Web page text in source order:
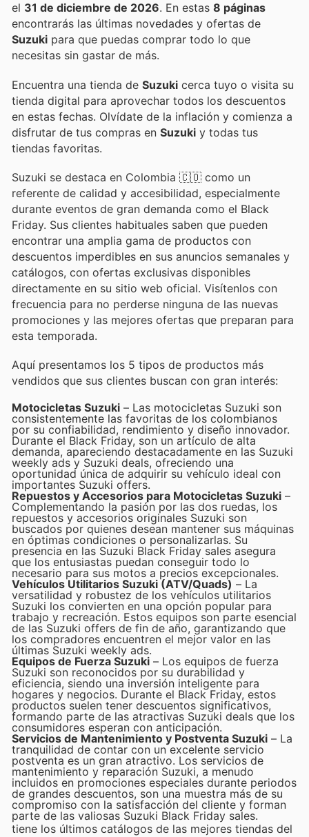
el 31 de diciembre de 2026 . En estas 8 páginas
encontrarás las últimas novedades y ofertas de
Suzuki para que puedas comprar todo lo que
necesitas sin gastar de más.
Encuentra una tienda de Suzuki cerca tuyo o visita su
tienda digital para aprovechar todos los descuentos
en estas fechas. Olvídate de la inflación y comienza a
disfrutar de tus compras en Suzuki y todas tus
tiendas favoritas.
Suzuki se destaca en Colombia 🇨🇴 como un
referente de calidad y accesibilidad, especialmente
durante eventos de gran demanda como el Black
Friday. Sus clientes habituales saben que pueden
encontrar una amplia gama de productos con
descuentos imperdibles en sus anuncios semanales y
catálogos, con ofertas exclusivas disponibles
directamente en su sitio web oficial. Visítenlos con
frecuencia para no perderse ninguna de las nuevas
promociones y las mejores ofertas que preparan para
esta temporada.
Aquí presentamos los 5 tipos de productos más
vendidos que sus clientes buscan con gran interés:
Motocicletas Suzuki – Las motocicletas Suzuki son
consistentemente las favoritas de los colombianos
por su confiabilidad, rendimiento y diseño innovador.
Durante el Black Friday, son un artículo de alta
demanda, apareciendo destacadamente en las Suzuki
weekly ads y Suzuki deals, ofreciendo una
oportunidad única de adquirir su vehículo ideal con
importantes Suzuki offers.
Repuestos y Accesorios para Motocicletas Suzuki –
Complementando la pasión por las dos ruedas, los
repuestos y accesorios originales Suzuki son
buscados por quienes desean mantener sus máquinas
en óptimas condiciones o personalizarlas. Su
presencia en las Suzuki Black Friday sales asegura
que los entusiastas puedan conseguir todo lo
necesario para sus motos a precios excepcionales.
Vehículos Utilitarios Suzuki (ATV/Quads) – La
versatilidad y robustez de los vehículos utilitarios
Suzuki los convierten en una opción popular para
trabajo y recreación. Estos equipos son parte esencial
de las Suzuki offers de fin de año, garantizando que
los compradores encuentren el mejor valor en las
últimas Suzuki weekly ads.
Equipos de Fuerza Suzuki – Los equipos de fuerza
Suzuki son reconocidos por su durabilidad y
eficiencia, siendo una inversión inteligente para
hogares y negocios. Durante el Black Friday, estos
productos suelen tener descuentos significativos,
formando parte de las atractivas Suzuki deals que los
consumidores esperan con anticipación.
Servicios de Mantenimiento y Postventa Suzuki – La
tranquilidad de contar con un excelente servicio
postventa es un gran atractivo. Los servicios de
mantenimiento y reparación Suzuki, a menudo
incluidos en promociones especiales durante periodos
de grandes descuentos, son una muestra más de su
compromiso con la satisfacción del cliente y forman
parte de las valiosas Suzuki Black Friday sales.
tiene los últimos catálogos de las mejores tiendas del